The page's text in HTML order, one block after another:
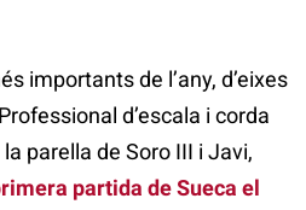
importants de l’any, d’eixes
d’escala i corda
parella de Soro III i Javi,
partida de Sueca el